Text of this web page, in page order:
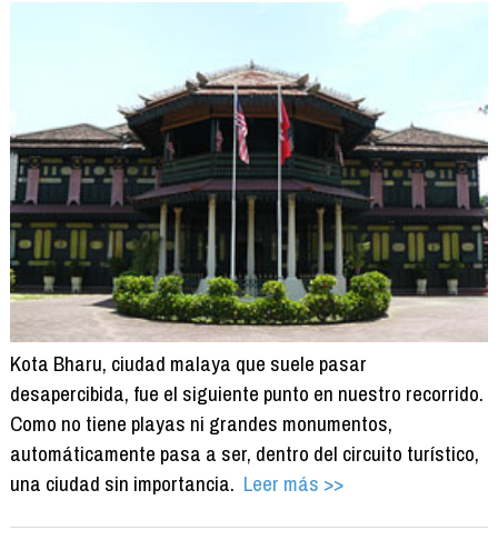
Kota Bharu, ciudad malaya que suele pasar
desapercibida, fue el siguiente punto en nuestro recorrido.
Como no tiene playas ni grandes monumentos,
automáticamente pasa a ser, dentro del circuito turístico,
una ciudad sin importancia. Leer más >>